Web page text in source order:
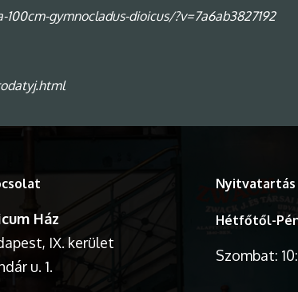
gymnocladus-dioicus/?v=7a6ab3827192
Ház
IX. kerület
u. 1.
Nyitvatartás
Hétfőtől-
Szombat: